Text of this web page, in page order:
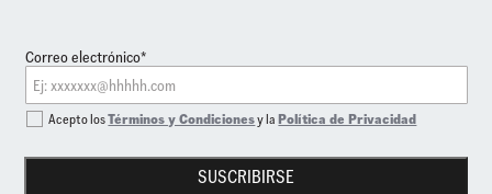
Correo electrónico*
SUSCRIBIRSE
Acepto losTérminos y Condicionesy laPolítica de Privacidad